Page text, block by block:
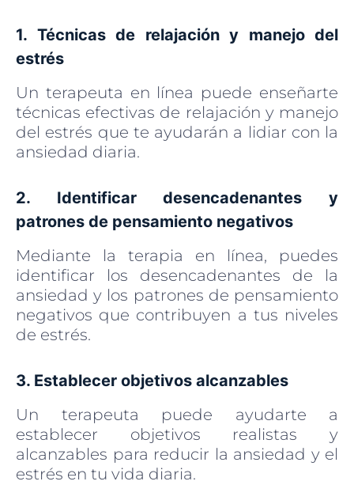
1. Técnicas de relajación y manejo del
estrés
Un terapeuta en línea puede enseñarte
técnicas efectivas de relajación y manejo
del estrés que te ayudarán a lidiar con la
ansiedad diaria.
2. Identificar desencadenantes y
patrones de pensamiento negativos
Mediante la terapia en línea, puedes
identificar los desencadenantes de la
ansiedad y los patrones de pensamiento
negativos que contribuyen a tus niveles
de estrés.
3. Establecer objetivos alcanzables
Un terapeuta puede ayudarte a
establecer objetivos realistas y
alcanzables para reducir la ansiedad y el
estrés en tu vida diaria.